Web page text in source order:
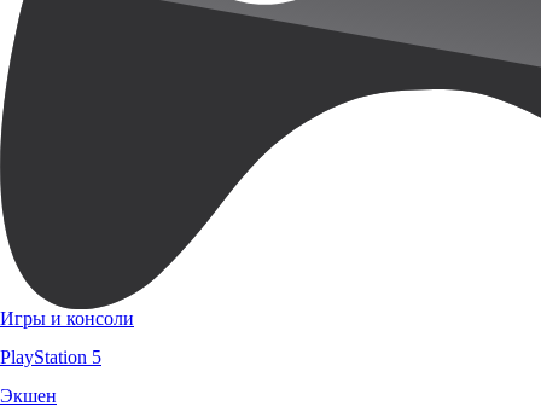
Игры и консоли
PlayStation 5
Экшен